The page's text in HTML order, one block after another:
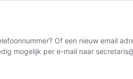
Of een nieuw email
mogelijk per e-mail naar